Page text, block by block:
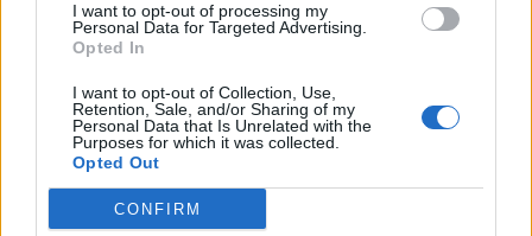
I want to opt-out of processing my
Personal Data for Targeted Advertising.
Opted In
I want to opt-out of Collection, Use,
Retention, Sale, and/or Sharing of my
Personal Data that Is Unrelated with the
Purposes for which it was collected.
Opted Out
CONFIRM
A keresett cikk a portfolio.hu hírarchívumához
tartozik, melynek olvasása előfizetéses
Az előfizetés a következőket tartalmazza:
Portfolio.hu teljes cikkarchívum
Kötéslisták: BÉT elmúlt 2 év napon belüli
kötéslistái